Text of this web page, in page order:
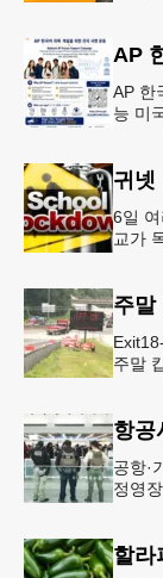
AP
AP 한
능 미
귀넷
6일
교가
주말
공항·
정영